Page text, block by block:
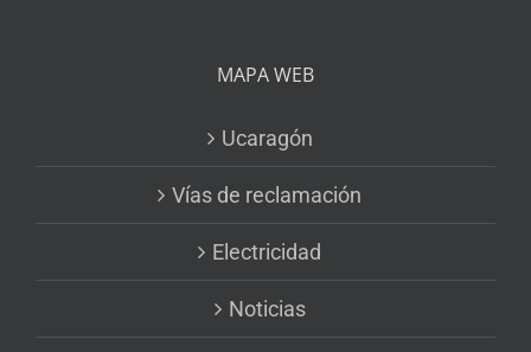
MAPA WEB
Ucaragón
Vías de reclamación
Electricidad
Noticias